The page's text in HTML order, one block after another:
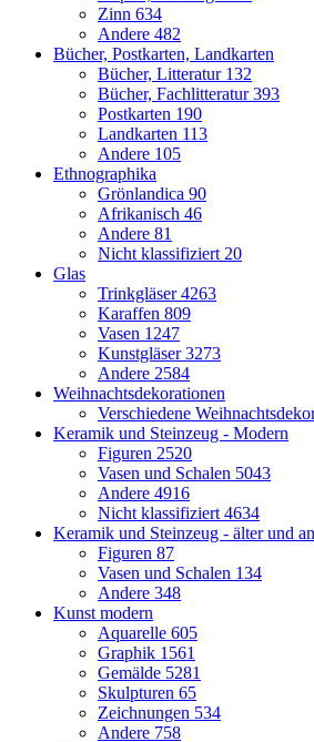
Zinn 634
Andere 482
Bücher, Postkarten, Landkarten
Bücher, Litteratur 132
Bücher, Fachlitteratur393
Postkarten 190
Landkarten 113
Andere 105
Ethnographika
Grönlandica 90
Afrikanisch 46
Andere 81
Nicht klassifiziert 20
Glas
Trinkgläser4263
Karaffen 809
Vasen 1247
Kunstgläser3273
Andere 2584
Weihnachtsdekorationen
Verschiedene
Keramik und Steinzeug - Modern
Figuren 2520
Vasen und Schalen 5043
Andere 4916
Nicht klassifiziert 4634
Keramik und Steinzeug - älter und
Figuren 87
Vasen und Schalen 134
Andere 348
Kunst modern
Aquarelle 605
Graphik 1561
Gemälde 5281
Skulpturen 65
Zeichnungen 534
Andere 758